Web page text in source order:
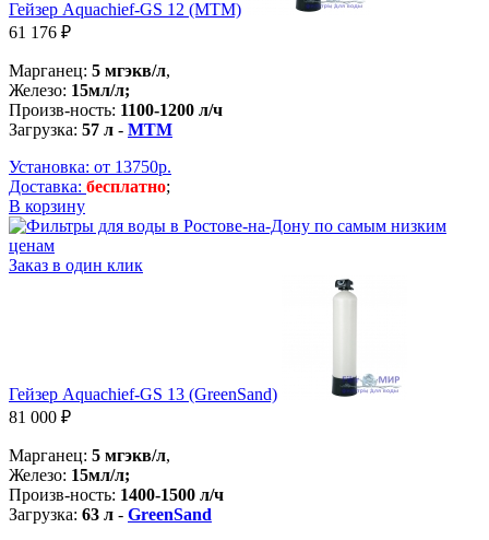
Гейзер Aquachief-GS 12 (MTM)
61 176 ₽
Марганец: 5 мгэкв/л,
Железо: 15мл/л;
Произв-ность: 1100-1200 л/ч
Загрузка: 57 л - MTM
Установка: от 13750р.
Доставка: бесплатно;
В корзину
Заказ в один клик
Гейзер Aquachief-GS 13 (GreenSand)
81 000 ₽
Марганец: 5 мгэкв/л,
Железо: 15мл/л;
Произв-ность: 1400-1500 л/ч
Загрузка: 63 л - GreenSand